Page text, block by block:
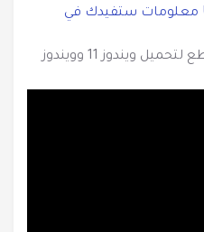
ايهما تختار نظام Bios ام UEFI معلومات ستفيدك في
يمكنكم الاطلاع على هذا المقطع لتحميل ويندوز 11 وويندوز